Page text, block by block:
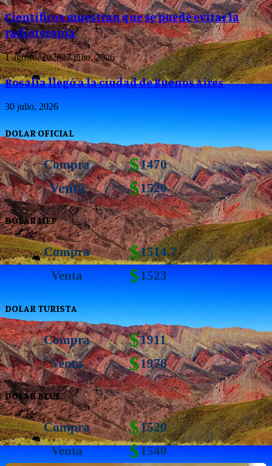
Científicos muestran que se puede evitar la
radioterapia
1 agosto, 202627 julio, 2026
Rosalía llegó a la ciudad de Buenos Aires
30 julio, 2026
DOLAR OFICIAL
Compra $1470
Venta $1520
DOLAR MEP
Compra $1514.7
Venta
$1523
DOLAR TURISTA
Compra $1911
Venta
$1976
DOLAR BLUE
Compra $1520
Venta
$1540